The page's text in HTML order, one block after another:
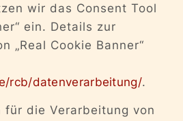
wir das Consent Tool
ein. Details zur
„Real Cookie Banner“
rcb/datenverarbeitung/.
für die Verarbeitung von